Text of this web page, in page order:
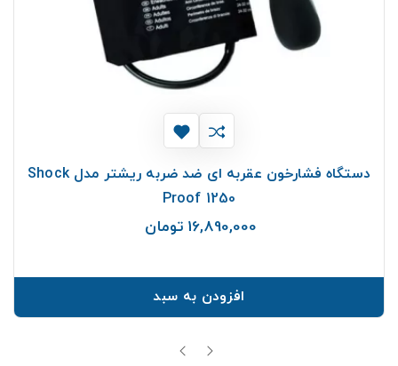
دستگاه فشارخون عقربه ای ضد ضربه ریشتر مدل Shock
Proof 1250
16,890,000 تومان
افزودن به سبد